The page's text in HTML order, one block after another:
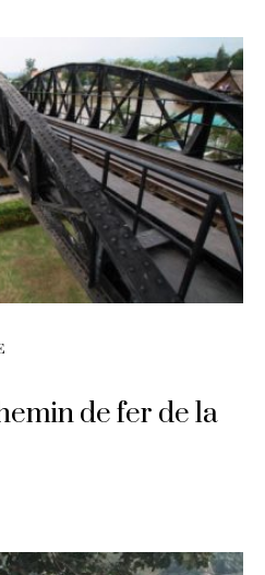
de fer de la